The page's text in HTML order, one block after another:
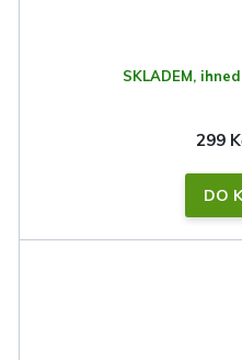
SKLADEM,
299
DO